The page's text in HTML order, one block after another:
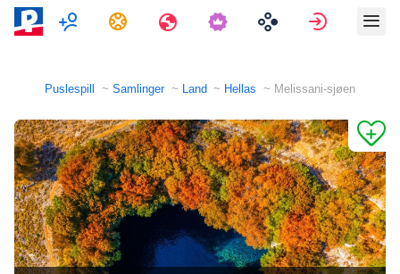
FlerspillerOppgaverReiser Logg på
Puslespill Samlinger Land Hellas Melissani-sjøen